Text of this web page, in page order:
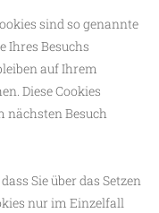
sind so genannte
Ihres Besuchs
auf Ihrem
Diese Cookies
nächsten Besuch
Sie über das Setzen
nur im Einzelfall